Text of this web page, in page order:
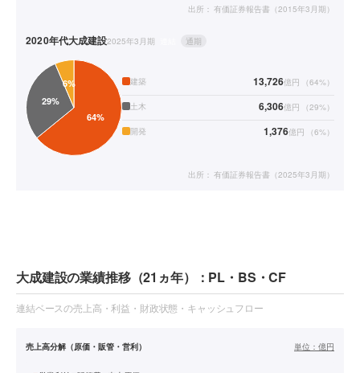
出所： 有価証券報告書（2015年3月期）
2020年代大成建設2025年3月期 通期
建築 13,726億円 （64%）
土木 6,306億円 （29%）
開発 1,376億円 （6%）
出所： 有価証券報告書（2025年3月期）
大成建設の業績推移（21ヵ年）：PL・BS・CF
連結ベースの売上高・利益・財政状態・キャッシュフロー
売上高分解（原価・販管・営利） 単位： 億円